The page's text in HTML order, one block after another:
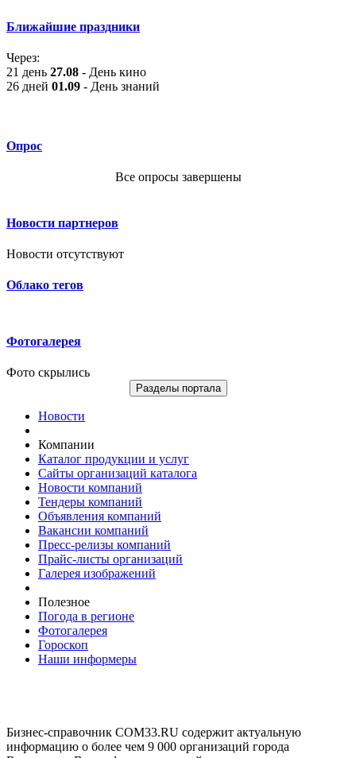
Ближайшие праздники
Через:
21 день 27.08 - День кино
26 дней 01.09 - День знаний
Опрос
Все опросы завершены
Новости партнеров
Новости отсутствуют
Облако тегов
Фотогалерея
Фото скрылись
Разделы портала
Новости
Компании
Каталог продукции и услуг
Сайты организаций каталога
Новости компаний
Тендеры компаний
Объявления компаний
Вакансии компаний
Пресс-релизы компаний
Прайс-листы организаций
Галерея изображений
Полезное
Погода в регионе
Фотогалерея
Гороскоп
Наши информеры
Бизнес-справочник COM33.RU содержит актуальную
информацию о более чем 9 000 организаций города